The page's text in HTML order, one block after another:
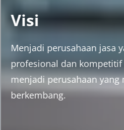
Visi
Menjadi perusahaan jasa
profesional dan
menjadi perusahaan yang
berkembang.